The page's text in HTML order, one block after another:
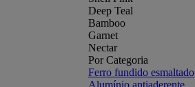
Deep Teal
Bamboo
Garnet
Nectar
Por Categoria
Ferro fundido esmaltado
Alumínio antiaderente